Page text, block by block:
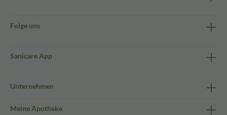
Folge uns
Sanicare App
Unternehmen
Meine Apotheke